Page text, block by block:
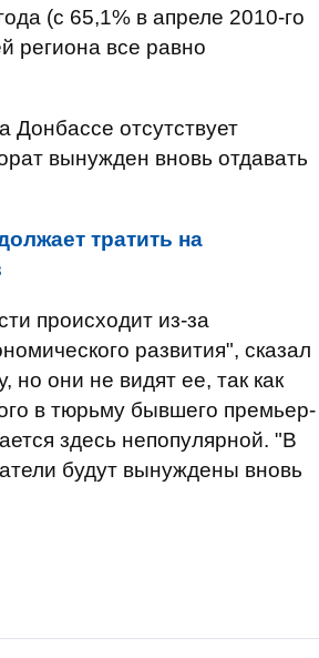
(с 65,1% в апреле 2010-го
региона все равно
Донбассе отсутствует
вынужден вновь отдавать
тратить на
происходит из-за
развития", сказал
но они не видят ее, так как
в тюрьму бывшего премьер-
здесь непопулярной. "В
будут вынуждены вновь